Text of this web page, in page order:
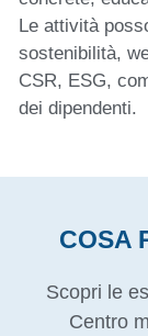
Le attività
sostenibilità,
CSR, ESG,
dei dipendenti.
COSA
Scopri le
Centro